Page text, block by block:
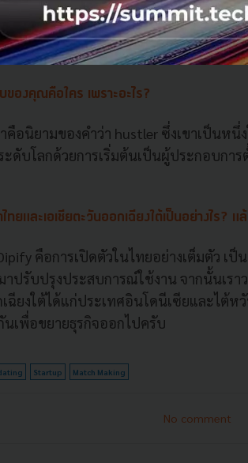
ยวกับเรื่องเหล่านี้ การจัดการกับความค
ต้องอาศัยความซื่อสัตย์และความจริงใจด้ว
องคุณคือใคร เพราะอะไร?
าคือนิยามของคำว่า hustler ซึ่งเขาเป็นห
ดับโลกด้วยการเริ่มต้นเป็นผู้ประกอบการ
ทยและเอเชียตะวันออกเฉียงใต้เป็นอย่างไร? แ
คือการเปิดตัวในไทยอย่างเต็มตัว เป็
าปรับปรุงประสบการณ์ใช้งาน จากนั้นเร
ฉียงใต้ได้แก่ประเทศอินโดนีเซียและไต้
นเพื่อขยายธุรกิจออกไปครับ
Startup Match Making
No comment